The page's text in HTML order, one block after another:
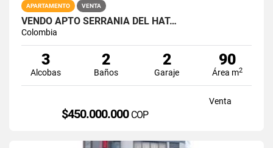
APARTAMENTO VENTA
VENDO APTO SERRANIA DEL HAT…
Colombia
3
Alcobas
2
Baños
2
Garaje
90
Área m2
Venta
$450.000.000 COP